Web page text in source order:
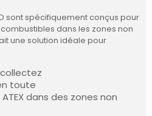
sont spécifiquement conçus pour
dans les zones non
une solution idéale pour
toute
dans des zones non